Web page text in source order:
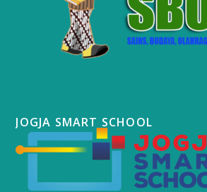
JOGJA SMART SCHOOL